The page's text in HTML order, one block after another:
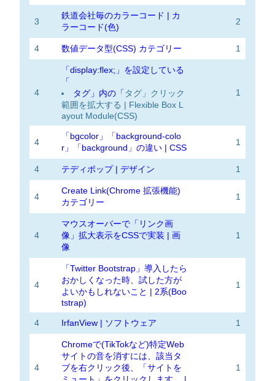
3
鉄道会社毎のカラーコード | カ
ラーコード(色)
2
4 数値データ型(CSS) カテゴリー 1
4
「display:flex;」を設定している
「
タグ」内の「 タグ」クリック
範囲を拡大する | Flexible Box L
ayout Module(CSS)
1
4
「bgcolor」「background-colo
r」「background」の違い | CSS
1
4 テディポップ | デザイン 1
4
Create Link(Chrome 拡張機能)
カテゴリー
1
4
マウスオーバーで「リンク画
像」拡大表示をCSSで実装 | 画
像
1
4
「Twitter Bootstrap」導入したら
おかしくなった時、試した方が
よいかもしれないこと | 2系(Boo
tstrap)
1
4 IrfanView | ソフトウェア 1
4
Chromeで(TikTokなど)特定Web
サイトの音を消すには、該当タ
ブを右クリック後、「サイトを
1